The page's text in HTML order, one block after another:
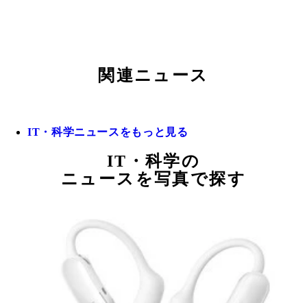
関連ニュース
IT・科学ニュースをもっと見る
IT・科学の
ニュースを写真で探す